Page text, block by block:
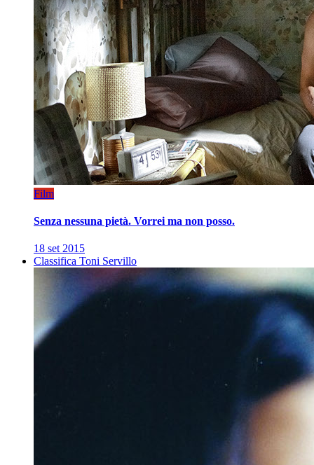
Film
Senza nessuna pietà. Vorrei ma non posso.
18 set 2015
Classifica Toni Servillo